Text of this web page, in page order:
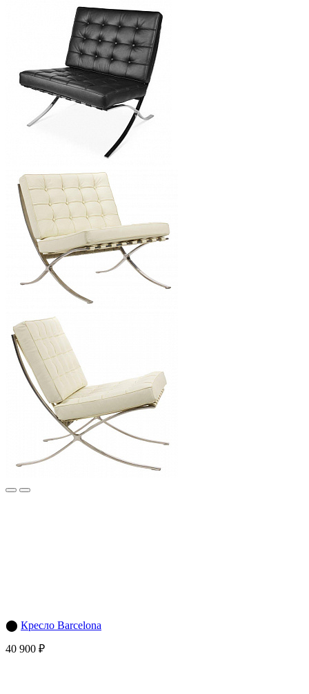
⬤ Кресло Barcelona
40 900 ₽